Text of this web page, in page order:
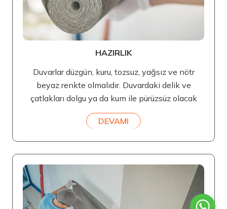
HAZIRLIK
Duvarlar düzgün, kuru, tozsuz, yağsız ve nötr
beyaz renkte olmalıdır. Duvardaki delik ve
çatlakları dolgu ya da kum ile pürüzsüz olacak
DEVAMI